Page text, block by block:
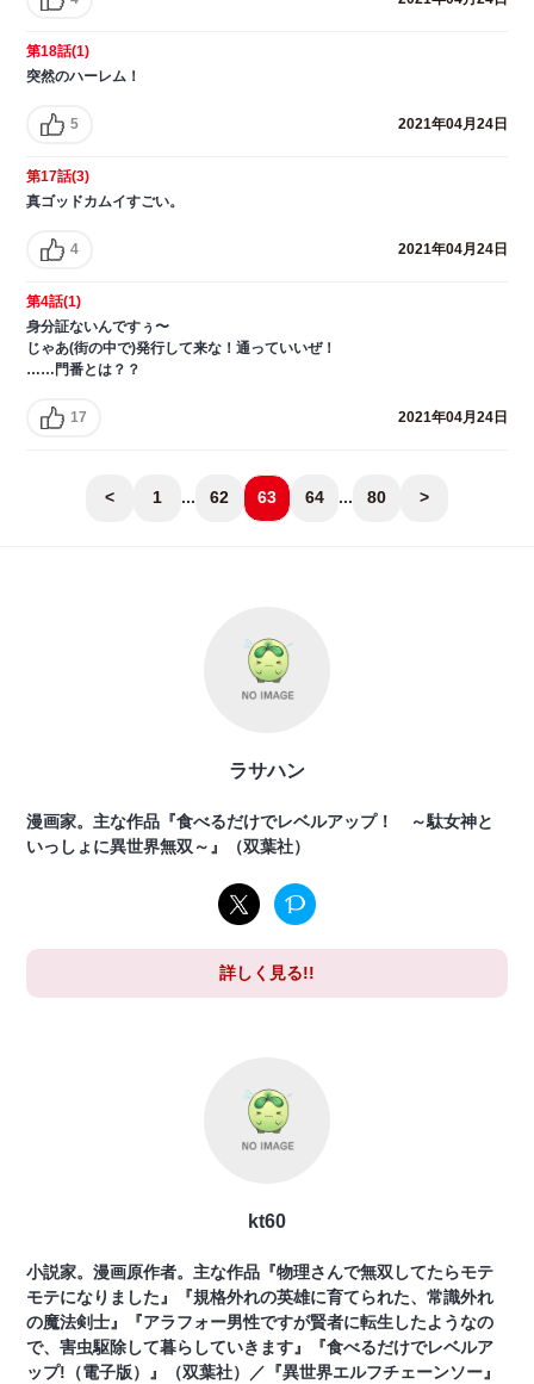
第18話(1)
突然のハーレム！
5 2021年04月24日
第17話(3)
真ゴッドカムイすごい。
4 2021年04月24日
第4話(1)
身分証ないんですぅ〜
じゃあ(街の中で)発行して来な！通っていいぜ！
……門番とは？？
17 2021年04月24日
< 1 ... 62 63 64 ... 80 >
ラサハン
漫画家。主な作品『食べるだけでレベルアップ！ ～駄女神と
いっしょに異世界無双～』（双葉社）
詳しく見る!!
kt60
小説家。漫画原作者。主な作品『物理さんで無双してたらモテ
モテになりました』『規格外れの英雄に育てられた、常識外れ
の魔法剣士』『アラフォー男性ですが賢者に転生したようなの
で、害虫駆除して暮らしていきます』『食べるだけでレベルア
ップ!（電子版）』（双葉社）／『異世界エルフチェーンソー』